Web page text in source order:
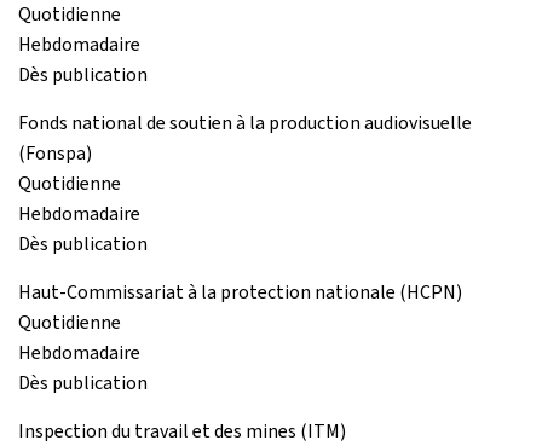
Quotidienne
Hebdomadaire
Dès publication
Fonds national de soutien à la production audiovisuelle
(Fonspa)
Quotidienne
Hebdomadaire
Dès publication
Haut-Commissariat à la protection nationale (HCPN)
Quotidienne
Hebdomadaire
Dès publication
Inspection du travail et des mines (ITM)